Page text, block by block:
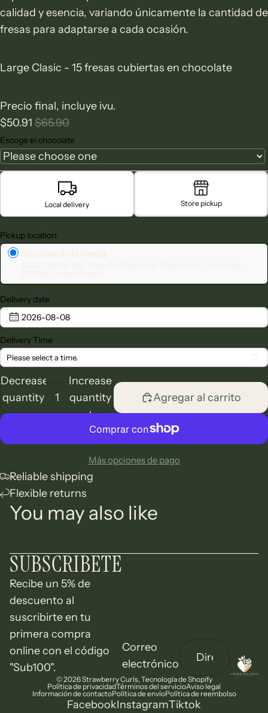
calidad y esencia, variando únicamente la cantidad de
fresas para adaptarse a cada ocasión.
Large Clasic - 15 fresas cubiertas en chocolate
Precio final, incluye ivu.
$50.91 $65.90
Escoge el chocolate
Local delivery Store pickup
Pickup location:
Delivery date
2026-08-08
Delivery Time
Please select a time.
Decrease
quantity
Increase
quantity
Agregar al carrito
Más opciones de pago
Reliable shipping
Flexible returns
You may also like
SUBSCRIBETE
Recibe un 5% de
descuento al
suscribirte en tu
primera compra
online con el código
"Sub100".
Correo
electrónico
© 2026Strawberry Curls,Tecnología de Shopify
Política de privacidadTérminos del servicioAviso legal
Información de contactoPolítica de envíoPolítica de reembolso
FacebookInstagramTiktok